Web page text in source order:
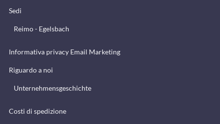
Sedi
Reimo - Egelsbach
Informativa privacy Email Marketing
Riguardo a noi
Unternehmensgeschichte
Costi di spedizione